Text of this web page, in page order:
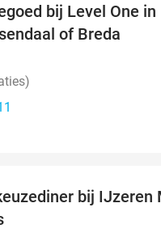
bij Level One in
of Breda
bij IJzeren